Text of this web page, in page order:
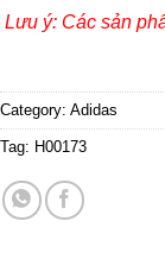
Lưu ý: Các sản
Category: Adidas
Tag: H00173